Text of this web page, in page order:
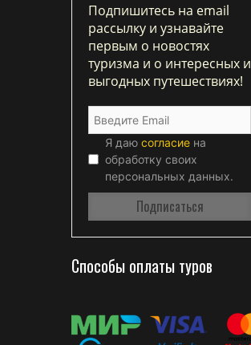
Подпишитесь на email
рассылку и узнавайте
первым о новостях
туризма и о интересных и
выгодных путешествиях!
Я даю согласие на
обработку своих
персональных данных.
Способы оплаты туров